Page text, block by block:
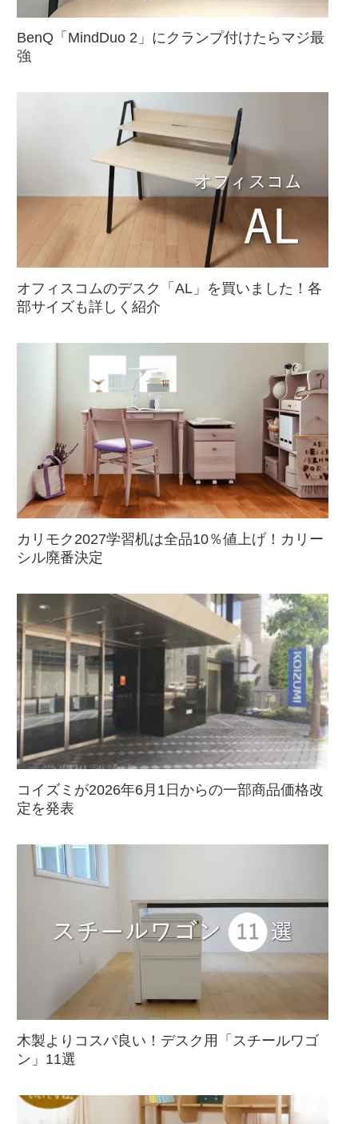
BenQ「MindDuo 2」にクランプ付けたらマジ最
強
オフィスコムのデスク「AL」を買いました！各
部サイズも詳しく紹介
カリモク2027学習机は全品10％値上げ！カリー
シル廃番決定
コイズミが2026年6月1日からの一部商品価格改
定を発表
木製よりコスパ良い！デスク用「スチールワゴ
ン」11選